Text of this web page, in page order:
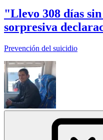
"Llevo 308 días
sorpresiva
Prevención del suicidio